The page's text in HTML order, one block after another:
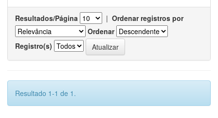
Resultados/Página | Ordenar registros por
Ordenar
Registro(s)
Resultado 1-1 de 1.